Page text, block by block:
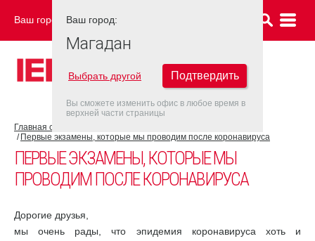
Ваш город: МАГАДАН
Главная страница
Первые экзамены, которые мы проводим после коронавируса
ПЕРВЫЕ ЭКЗАМЕНЫ, КОТОРЫЕ МЫ
ПРОВОДИМ ПОСЛЕ КОРОНАВИРУСА
Дорогие друзья,
мы очень рады, что эпидемия коронавируса хоть и
Ваш город:
Магадан
Выбрать другой Подтвердить
Вы сможете изменить офис в любое время в
верхней части страницы